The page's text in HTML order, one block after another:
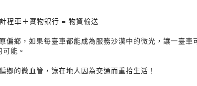
程車＋實物銀行 = 物資輸送
鄉，如果每臺車都能成為服務沙漠中的微光，讓一臺
能。
的微血管，讓在地人因為交通而重拾生活！